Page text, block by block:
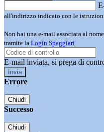
all'indirizzo indicato con le
Non hai una e-mail associata al
tramite la Login Spaggiari
E-mail inviata, si prega di
Errore
Chiudi
Successo
Chiudi